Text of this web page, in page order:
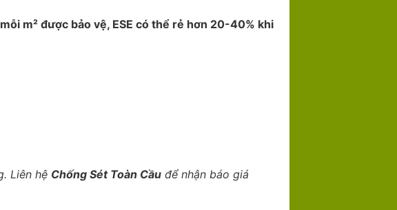
m² được bảo vệ, ESE có thể rẻ hơn 20-40% khi
Liên hệ Chống Sét Toàn Cầu để nhận báo giá